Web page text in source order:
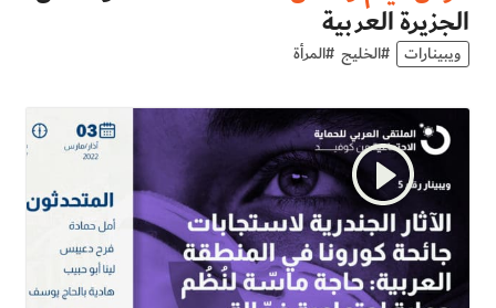
الجزيرة العربية
ويبينارات #الخليج #المرأة